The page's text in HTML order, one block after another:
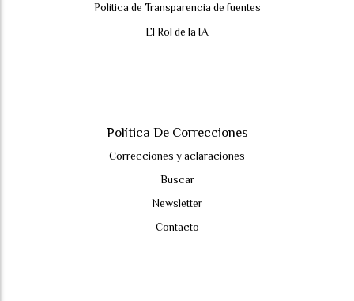
Política de Transparencia de fuentes
El Rol de la IA
Política De Correcciones
Correcciones y aclaraciones
Buscar
Newsletter
Contacto